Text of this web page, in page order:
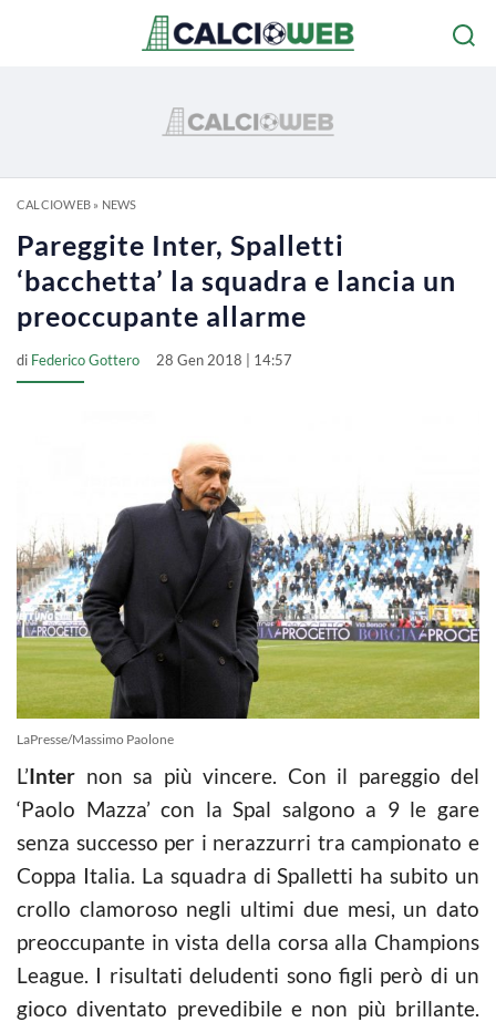
CALCIOWEB» NEWS
Pareggite Inter, Spalletti
‘bacchetta’ la squadra e lancia un
preoccupante allarme
di Federico Gottero 28 Gen 2018 | 14:57
LaPresse/Massimo Paolone
L’Inter non sa più vincere. Con il pareggio del
‘Paolo Mazza’ con la Spal salgono a 9 le gare
senza successo per i nerazzurri tra campionato e
Coppa Italia. La squadra di Spalletti ha subito un
crollo clamoroso negli ultimi due mesi, un dato
preoccupante in vista della corsa alla Champions
League. I risultati deludenti sono figli però di un
gioco diventato prevedibile e non più brillante.